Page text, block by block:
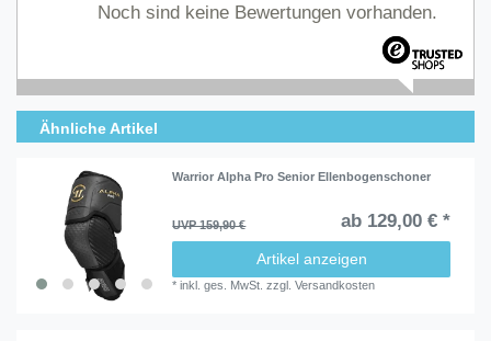
Noch sind keine Bewertungen vorhanden.
Ähnliche Artikel
Warrior Alpha Pro Senior Ellenbogenschoner
UVP 159,90 € ab 129,00 € *
Artikel anzeigen
*inkl. ges. MwSt. zzgl.Versandkosten